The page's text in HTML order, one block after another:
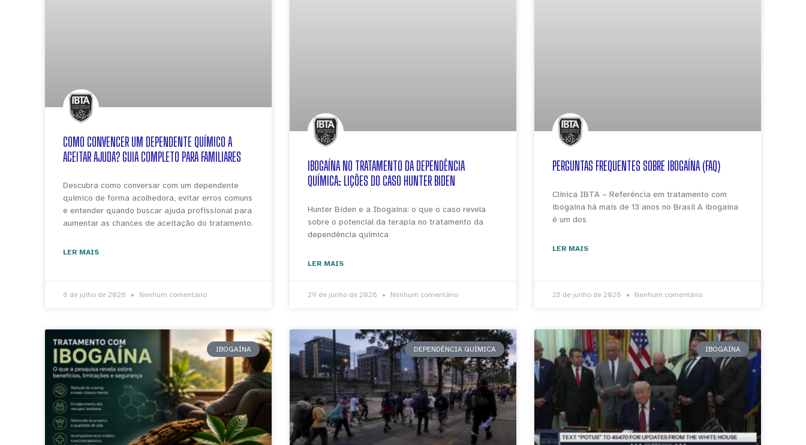
COMO CONVENCER UM DEPENDENTE QUÍMICO A
ACEITAR AJUDA? GUIA COMPLETO PARA FAMILIARES
Descubra como conversar com um dependente
químico de forma acolhedora, evitar erros comuns
e entender quando buscar ajuda profissional para
aumentar as chances de aceitação do tratamento.
LER MAIS
6 de julho de 2026 Nenhum comentário
IBOGAÍNA NO TRATAMENTO DA DEPENDÊNCIA
QUÍMICA: LIÇÕES DO CASO HUNTER BIDEN
Hunter Biden e a Ibogaína: o que o caso revela
sobre o potencial da terapia no tratamento da
dependência química
LER MAIS
29 de junho de 2026 Nenhum comentário
PERGUNTAS FREQUENTES SOBRE IBOGAÍNA (FAQ)
Clínica IBTA – Referência em tratamento com
ibogaína há mais de 13 anos no Brasil A ibogaína
é um dos
LER MAIS
25 de junho de 2026 Nenhum comentário
IBOGAÍNA DEPENDÊNCIA QUÍMICA IBOGAÍNA